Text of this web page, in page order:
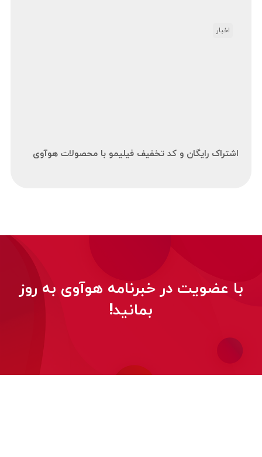
اشتراک رایگان و کد تخفیف فیلیمو با محصولات هوآوی
اخبار
با عضویت در خبرنامه هوآوی به روز
بمانید!